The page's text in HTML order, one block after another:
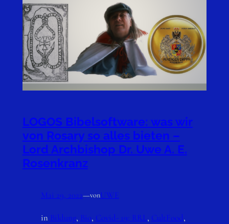
LOGOS Bibelsoftware: was wir
von Rosary so alles bieten –
Lord Archbishop Dr. Uwe A. E.
Rosenkranz
Mai 29, 2022—vonUWE
in Bildung, Bio, Covid- 19; RRL, CultFood